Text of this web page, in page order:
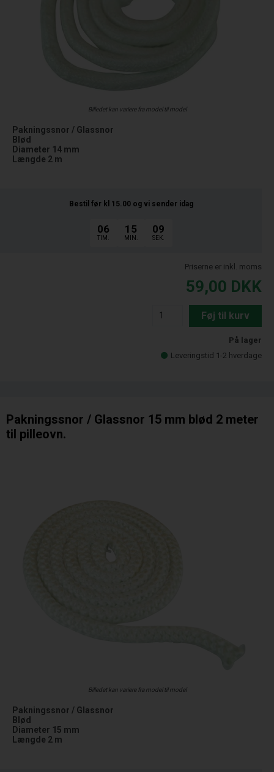
Billedet kan variere fra model til model
Pakningssnor / Glassnor
Blød
Diameter 14 mm
Længde 2 m
Bestil før kl 15.00 og vi sender idag
06
TIM.
15
MIN.
08
SEK.
Priserne er inkl. moms
59,00 DKK
Føj til kurv
På lager
Leveringstid 1-2 hverdage
Pakningssnor / Glassnor 15 mm blød 2 meter
til pilleovn.
Billedet kan variere fra model til model
Pakningssnor / Glassnor
Blød
Diameter 15 mm
Længde 2 m